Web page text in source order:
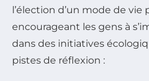
l’élection d’un mode de
encourageant les gens à
dans des initiatives
pistes de réflexion :